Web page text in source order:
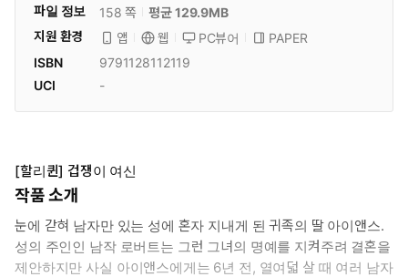
파일 정보
158 쪽
평균 129.9MB
지원 환경
앱 웹 PC뷰어
PAPER
ISBN
9791128112119
UCI
-
[할리퀸] 겁쟁이 여신
작품 소개
눈에 갇혀 남자만 있는 성에 혼자 지내게 된 귀족의 딸 아이앤스.
성의 주인인 남작 로버트는 그런 그녀의 명예를 지켜주려 결혼을
제안하지만 사실 아이앤스에게는 6년 전, 열여덟 살 때 여러 남자